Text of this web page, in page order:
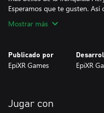
Esperamos que te gusten.
Mostrar más
Publicado por
EpiXR Games EpiXR
Jugar con